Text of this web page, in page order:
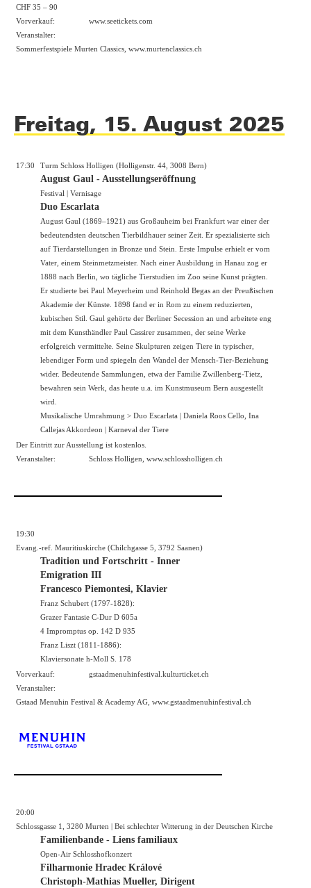
CHF 35 – 90
Vorverkauf:
www.seetickets.com
Veranstalter:
Sommerfestspiele Murten Classics, www.murtenclassics.ch
Freitag, 15. August 2025
17:30 Turm Schloss Holligen (Holligenstr. 44, 3008 Bern)
August Gaul - Ausstellungseröffnung
Festival | Vernisage
Duo Escarlata
August Gaul (1869–1921) aus Großauheim bei Frankfurt war einer der
bedeutendsten deutschen Tierbildhauer seiner Zeit. Er spezialisierte sich
auf Tierdarstellungen in Bronze und Stein. Erste Impulse erhielt er vom
Vater, einem Steinmetzmeister. Nach einer Ausbildung in Hanau zog er
1888 nach Berlin, wo tägliche Tierstudien im Zoo seine Kunst prägten.
Er studierte bei Paul Meyerheim und Reinhold Begas an der Preußischen
Akademie der Künste. 1898 fand er in Rom zu einem reduzierten,
kubischen Stil. Gaul gehörte der Berliner Secession an und arbeitete eng
mit dem Kunsthändler Paul Cassirer zusammen, der seine Werke
erfolgreich vermittelte. Seine Skulpturen zeigen Tiere in typischer,
lebendiger Form und spiegeln den Wandel der Mensch-Tier-Beziehung
wider. Bedeutende Sammlungen, etwa der Familie Zwillenberg-Tietz,
bewahren sein Werk, das heute u.a. im Kunstmuseum Bern ausgestellt
wird.
Musikalische Umrahmung > Duo Escarlata | Daniela Roos Cello, Ina
Callejas Akkordeon | Karneval der Tiere
Der Eintritt zur Ausstellung ist kostenlos.
Veranstalter:
Schloss Holligen, www.schlossholligen.ch
19:30
Evang.-ref. Mauritiuskirche (Chilchgasse 5, 3792 Saanen)
Tradition und Fortschritt - Inner
Emigration III
Francesco Piemontesi, Klavier
Franz Schubert (1797-1828):
Grazer Fantasie C-Dur D 605a
4 Impromptus op. 142 D 935
Franz Liszt (1811-1886):
Klaviersonate h-Moll S. 178
Vorverkauf:
gstaadmenuhinfestival.kulturticket.ch
Veranstalter:
Gstaad Menuhin Festival & Academy AG, www.gstaadmenuhinfestival.ch
20:00
Schlossgasse 1, 3280 Murten | Bei schlechter Witterung in der Deutschen Kirche
Familienbande - Liens familiaux
Open-Air Schlosshofkonzert
Filharmonie Hradec Králové
Christoph-Mathias Mueller, Dirigent